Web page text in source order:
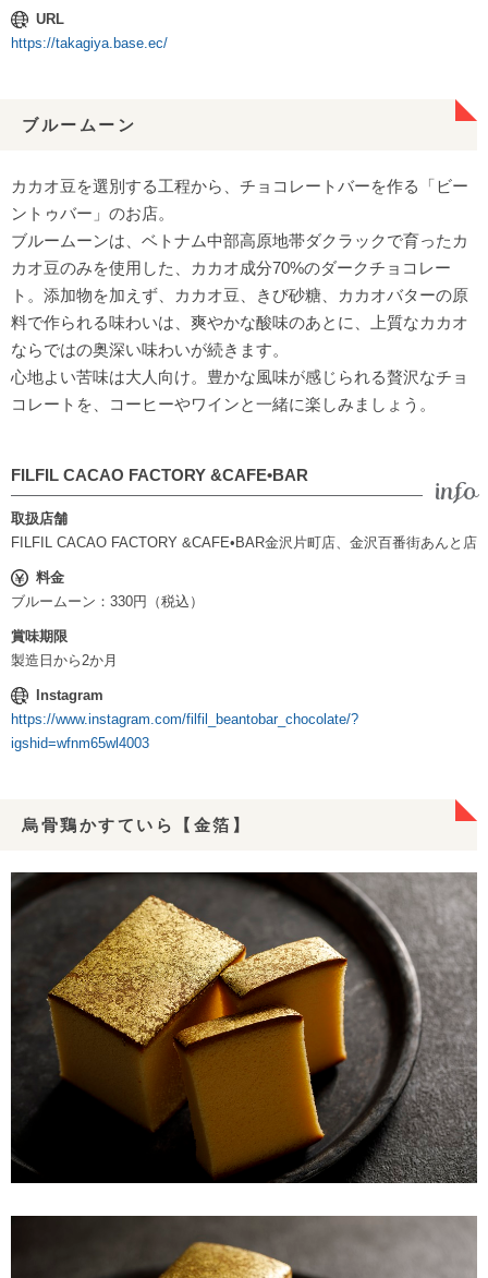
URL
https://takagiya.base.ec/
ブルームーン
カカオ豆を選別する工程から、チョコレートバーを作る「ビー
ントゥバー」のお店。
ブルームーンは、ベトナム中部高原地帯ダクラックで育ったカ
カオ豆のみを使用した、カカオ成分70%のダークチョコレー
ト。添加物を加えず、カカオ豆、きび砂糖、カカオバターの原
料で作られる味わいは、爽やかな酸味のあとに、上質なカカオ
ならではの奥深い味わいが続きます。
心地よい苦味は大人向け。豊かな風味が感じられる贅沢なチョ
コレートを、コーヒーやワインと一緒に楽しみましょう。
FILFIL CACAO FACTORY &CAFE•BAR
取扱店舗
FILFIL CACAO FACTORY &CAFE•BAR金沢片町店、金沢百番街あんと店
料金
ブルームーン：330円（税込）
賞味期限
製造日から2か月
Instagram
https://www.instagram.com/filfil_beantobar_chocolate/?
igshid=wfnm65wl4003
烏骨鶏かすていら【金箔】